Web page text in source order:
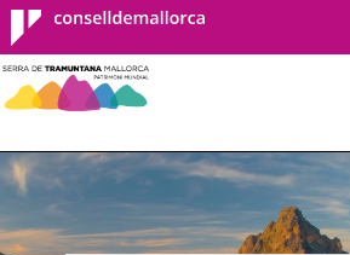
Consell de
Mallorca